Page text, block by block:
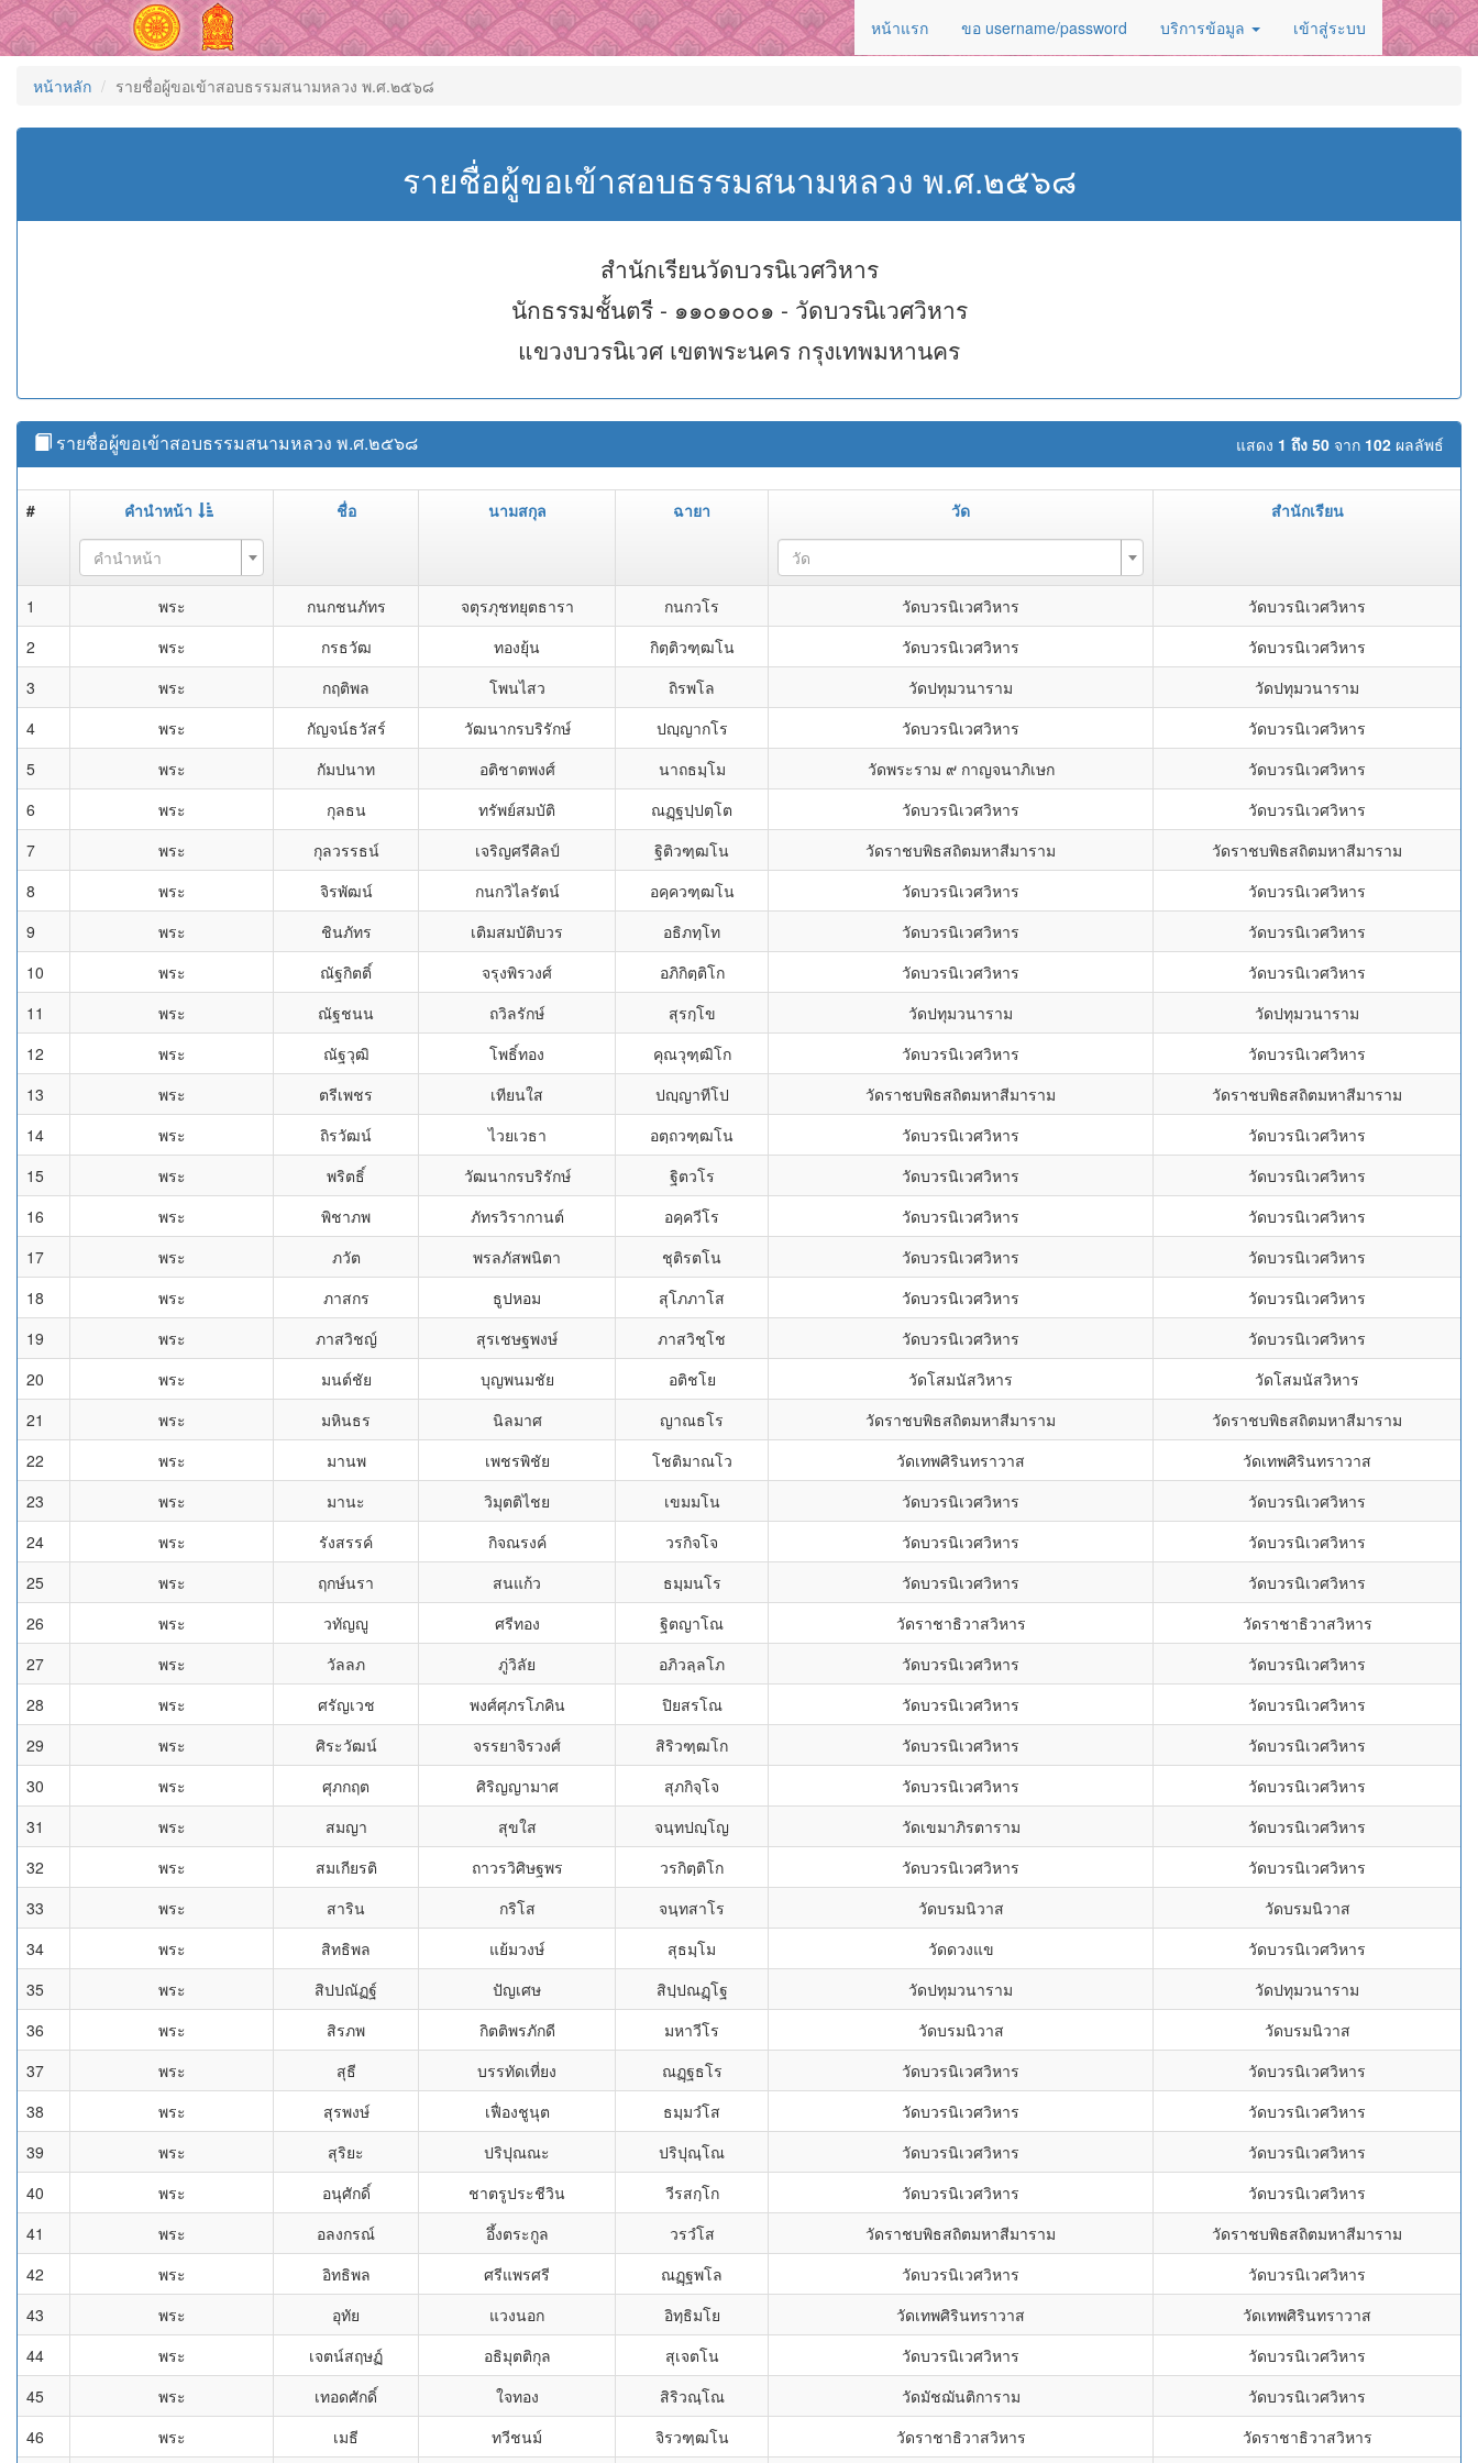
หน้าแรก ขอ username/password บริการข้อมูล เข้าสู่ระบบ
หน้าหลัก รายชื่อผู้ขอเข้าสอบธรรมสนามหลวง พ.ศ.๒๕๖๘
รายชื่อผู้ขอเข้าสอบธรรมสนามหลวง พ.ศ.๒๕๖๘
สำนักเรียนวัดบวรนิเวศวิหาร
นักธรรมชั้นตรี - ๑๑๐๑๐๐๑ - วัดบวรนิเวศวิหาร
แขวงบวรนิเวศ เขตพระนคร กรุงเทพมหานคร
แสดง 1 ถึง 50 จาก 102 ผลลัพธ์
รายชื่อผู้ขอเข้าสอบธรรมสนามหลวง พ.ศ.๒๕๖๘
# คำนำหน้า ชื่อ นามสกุล ฉายา วัด สำนักเรียน
คำนำหน้า วัด
1 พระ กนกชนภัทร จตุรภุชทยุตธารา กนกวโร วัดบวรนิเวศวิหาร
วัดบวรนิเวศวิหาร
2
พระ กรธวัฒ ทองยุ้น กิตฺติวฑฺฒโน วัดบวรนิเวศวิหาร
วัดบวรนิเวศวิหาร
3
พระ กฤติพล โพนไสว ถิรพโล วัดปทุมวนาราม
วัดปทุมวนาราม
4
พระ กัญจน์ธวัสร์ วัฒนากรบริรักษ์ ปญฺญากโร วัดบวรนิเวศวิหาร
วัดบวรนิเวศวิหาร
5
พระ กัมปนาท อติชาตพงศ์ นาถธมฺโม วัดพระราม ๙ กาญจนาภิเษก
วัดบวรนิเวศวิหาร
6
พระ กุลธน ทรัพย์สมบัติ ณฏฺฐปฺปตฺโต วัดบวรนิเวศวิหาร
วัดบวรนิเวศวิหาร
7
พระ กุลวรรธน์ เจริญศรีศิลป์ ฐิติวฑฺฒโน วัดราชบพิธสถิตมหาสีมาราม
วัดราชบพิธสถิตมหาสีมาราม
8
พระ จิรพัฒน์ กนกวิไลรัตน์ อคฺควฑฺฒโน วัดบวรนิเวศวิหาร
วัดบวรนิเวศวิหาร
9
พระ ชินภัทร เติมสมบัติบวร อธิภทฺโท วัดบวรนิเวศวิหาร
วัดบวรนิเวศวิหาร
10
พระ ณัฐกิตติ์ จรุงพิรวงศ์ อภิกิตฺติโก วัดบวรนิเวศวิหาร
วัดบวรนิเวศวิหาร
11
พระ ณัฐชนน ถวิลรักษ์ สุรกฺโข วัดปทุมวนาราม
วัดปทุมวนาราม
12
พระ ณัฐวุฒิ โพธิ์ทอง คุณวุฑฺฒิโก วัดบวรนิเวศวิหาร
วัดบวรนิเวศวิหาร
13
พระ ตรีเพชร เทียนใส ปญฺญาทีโป วัดราชบพิธสถิตมหาสีมาราม
วัดราชบพิธสถิตมหาสีมาราม
14
พระ ถิรวัฒน์ ไวยเวธา อตฺถวฑฺฒโน วัดบวรนิเวศวิหาร
วัดบวรนิเวศวิหาร
15
พระ พริตธิ์ วัฒนากรบริรักษ์ ฐิตวโร วัดบวรนิเวศวิหาร
วัดบวรนิเวศวิหาร
16
พระ พิชาภพ ภัทรวิรากานต์ อคฺควีโร วัดบวรนิเวศวิหาร
วัดบวรนิเวศวิหาร
17
พระ ภวัต พรลภัสพนิตา ชุติรตโน วัดบวรนิเวศวิหาร
วัดบวรนิเวศวิหาร
18
พระ ภาสกร ธูปหอม สุโภภาโส วัดบวรนิเวศวิหาร
วัดบวรนิเวศวิหาร
19
พระ ภาสวิชญ์ สุรเชษฐพงษ์ ภาสวิชฺโช วัดบวรนิเวศวิหาร
วัดบวรนิเวศวิหาร
20
พระ มนต์ชัย บุญพนมชัย อติชโย วัดโสมนัสวิหาร
วัดโสมนัสวิหาร
21
พระ มหินธร นิลมาศ ญาณธโร วัดราชบพิธสถิตมหาสีมาราม
วัดราชบพิธสถิตมหาสีมาราม
22
พระ มานพ เพชรพิชัย โชติมาณโว วัดเทพศิรินทราวาส
วัดเทพศิรินทราวาส
23
พระ มานะ วิมุตติไชย เขมมโน วัดบวรนิเวศวิหาร
วัดบวรนิเวศวิหาร
24
พระ รังสรรค์ กิจณรงค์ วรกิจโจ วัดบวรนิเวศวิหาร
วัดบวรนิเวศวิหาร
25
พระ ฤกษ์นรา สนแก้ว ธมฺมนโร วัดบวรนิเวศวิหาร
วัดบวรนิเวศวิหาร
26
พระ วทัญญู ศรีทอง ฐิตญาโณ วัดราชาธิวาสวิหาร
วัดราชาธิวาสวิหาร
27
พระ วัลลภ ภู่วิลัย อภิวลฺลโภ วัดบวรนิเวศวิหาร
วัดบวรนิเวศวิหาร
28
พระ ศรัญเวช พงศ์ศุภรโภคิน ปิยสรโณ วัดบวรนิเวศวิหาร
วัดบวรนิเวศวิหาร
29
พระ ศิระวัฒน์ จรรยาจิรวงศ์ สิริวฑฺฒโก วัดบวรนิเวศวิหาร
วัดบวรนิเวศวิหาร
30
พระ ศุภกฤต ศิริญญามาศ สุภกิจฺโจ วัดบวรนิเวศวิหาร
วัดบวรนิเวศวิหาร
31
พระ สมญา สุขใส จนฺทปญฺโญ วัดเขมาภิรตาราม
วัดบวรนิเวศวิหาร
32
พระ สมเกียรติ ถาวรวิศิษฐพร วรกิตฺติโก วัดบวรนิเวศวิหาร
วัดบวรนิเวศวิหาร
33
พระ สาริน กริโส จนฺทสาโร วัดบรมนิวาส
วัดบรมนิวาส
34
พระ สิทธิพล แย้มวงษ์ สุธมฺโม วัดดวงแข
วัดบวรนิเวศวิหาร
35
พระ สิปปณัฏฐ์ ปัญเศษ สิปฺปณฏฺโฐ วัดปทุมวนาราม
วัดปทุมวนาราม
36
พระ สิรภพ กิตติพรภักดี มหาวีโร วัดบรมนิวาส
วัดบรมนิวาส
37
พระ สุธี บรรทัดเที่ยง ณฏฺฐธโร วัดบวรนิเวศวิหาร
วัดบวรนิเวศวิหาร
38
พระ สุรพงษ์ เฟื่องชูนุต ธมฺมวํโส วัดบวรนิเวศวิหาร
วัดบวรนิเวศวิหาร
39
พระ สุริยะ ปริปุณณะ ปริปุณฺโณ วัดบวรนิเวศวิหาร
วัดบวรนิเวศวิหาร
40
พระ อนุศักดิ์ ชาตรูประชีวิน วีรสกฺโก วัดบวรนิเวศวิหาร
วัดบวรนิเวศวิหาร
41
พระ อลงกรณ์ อึ้งตระกูล วรวํโส วัดราชบพิธสถิตมหาสีมาราม
วัดราชบพิธสถิตมหาสีมาราม
42
พระ อิทธิพล ศรีแพรศรี ณฏฺฐพโล วัดบวรนิเวศวิหาร
วัดบวรนิเวศวิหาร
43
พระ อุทัย แวงนอก อิทฺธิมโย วัดเทพศิรินทราวาส
วัดเทพศิรินทราวาส
44
พระ เจตน์สฤษฏ์ อธิมุตติกุล สุเจตโน วัดบวรนิเวศวิหาร
วัดบวรนิเวศวิหาร
45
พระ เทอดศักดิ์ ใจทอง สิริวณฺโณ วัดมัชฌันติการาม
วัดบวรนิเวศวิหาร
46
พระ เมธี ทวีชนม์ จิรวฑฺฒโน วัดราชาธิวาสวิหาร วัดราชาธิวาสวิหาร